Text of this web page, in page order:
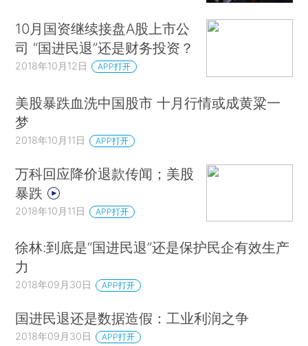
10月国资继续接盘A股上市公
司 “国进民退”还是财务投资？
2018年10月12日 APP打开
美股暴跌血洗中国股市 十月行情或成黄粱一
梦
2018年10月11日 APP打开
万科回应降价退款传闻；美股
暴跌
2018年10月11日 APP打开
徐林:到底是“国进民退”还是保护民企有效生产
力
2018年09月30日 APP打开
国进民退还是数据造假：工业利润之争
2018年09月30日 APP打开